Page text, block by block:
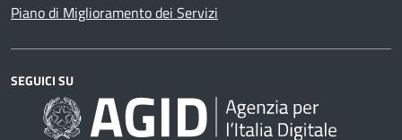
Piano di Miglioramento dei Servizi
SEGUICI SU